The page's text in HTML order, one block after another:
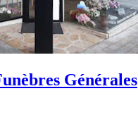
Générales